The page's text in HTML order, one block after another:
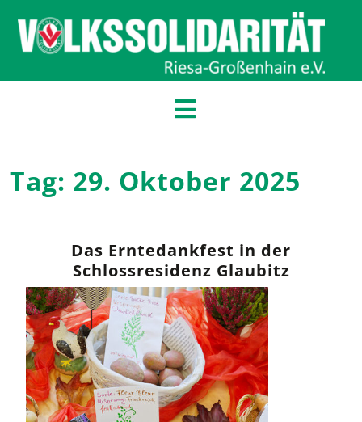
Tag: 29. Oktober 2025
Das Erntedankfest in der
Schlossresidenz Glaubitz